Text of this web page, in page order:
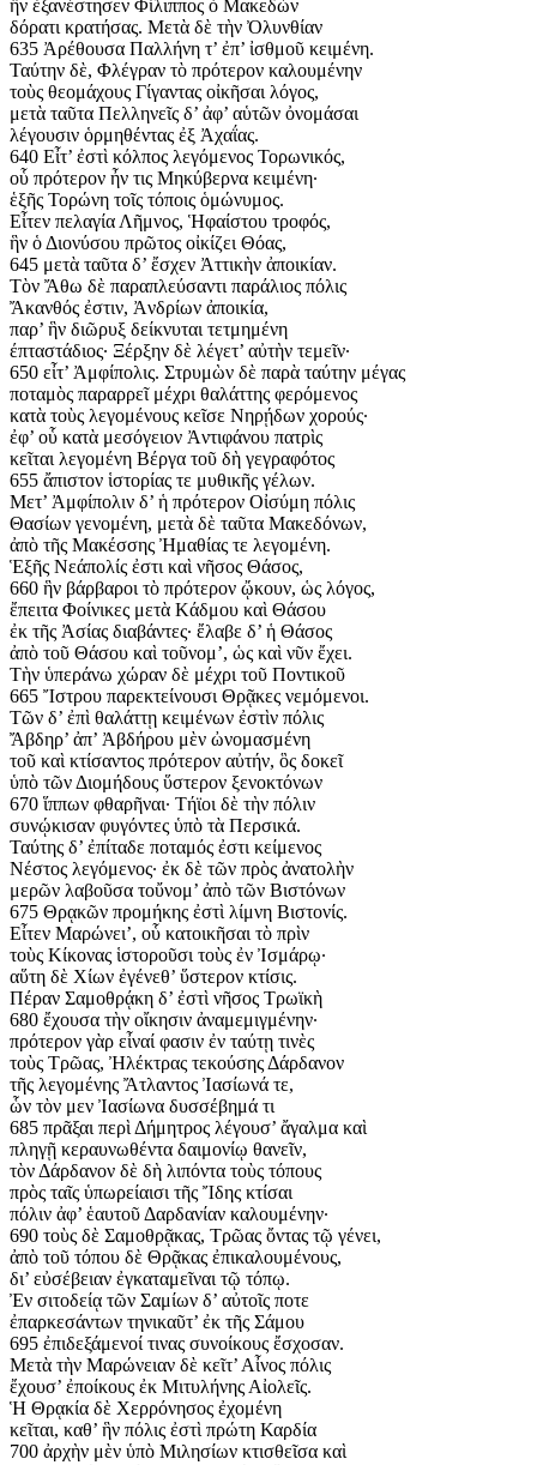
ἣν ἑξανέστησεν Φίλιππος ὁ Μακεδὼν
δόρατι κρατήσας. Μετὰ δὲ τὴν Ὀλυνθίαν
635 Ἀρέθουσα Παλλήνη τ’ ἐπ’ ἰσθμοῦ κειμένη.
Ταύτην δὲ, Φλέγραν τὸ πρότερον καλουμένην
τοὺς θεομάχους Γίγαντας οἰκῆσαι λόγος,
μετὰ ταῦτα Πελληνεῖς δ’ ἀφ’ αὑτῶν ὀνομάσαι
λέγουσιν ὁρμηθέντας ἐξ Ἀχαΐας.
640 Εἶτ’ ἐστὶ κόλπος λεγόμενος Τορωνικός,
οὗ πρότερον ἦν τις Μηκύβερνα κειμένη·
ἑξῆς Τορώνη τοῖς τόποις ὁμώνυμος.
Εἶτεν πελαγία Λῆμνος, Ἡφαίστου τροφός,
ἣν ὁ Διονύσου πρῶτος οἰκίζει Θόας,
645 μετὰ ταῦτα δ’ ἔσχεν Ἀττικὴν ἀποικίαν.
Τὸν Ἄθω δὲ παραπλεύσαντι παράλιος πόλις
Ἄκανθός ἐστιν, Ἀνδρίων ἀποικία,
παρ’ ἣν διῶρυξ δείκνυται τετμημένη
έπταστάδιος· Ξέρξην δὲ λέγετ’ αὐτὴν τεμεῖν·
650 εἶτ’ Ἀμφίπολις. Στρυμὼν δὲ παρὰ ταύτην μέγας
ποταμὸς παραρρεῖ μέχρι θαλάττης φερόμενος
κατὰ τοὺς λεγομένους κεῖσε Νηρῄδων χορούς·
ἐφ’ οὗ κατὰ μεσόγειον Ἀντιφάνου πατρὶς
κεῖται λεγομένη Βέργα τοῦ δὴ γεγραφότος
655 ἄπιστον ἱστορίας τε μυθικῆς γέλων.
Μετ’ Ἀμφίπολιν δ’ ἡ πρότερον Οἰσύμη πόλις
Θασίων γενομένη, μετὰ δὲ ταῦτα Μακεδόνων,
ἀπὸ τῆς Μακέσσης Ἠμαθίας τε λεγομένη.
Ἑξῆς Νεάπολίς ἐστι καὶ νῆσος Θάσος,
660 ἣν βάρβαροι τὸ πρότερον ᾤκουν, ὡς λόγος,
ἔπειτα Φοίνικες μετὰ Κάδμου καὶ Θάσου
ἐκ τῆς Ἀσίας διαβάντες· ἔλαβε δ’ ἡ Θάσος
ἀπὸ τοῦ Θάσου καὶ τοῦνομ’, ὡς καὶ νῦν ἔχει.
Τὴν ὑπεράνω χώραν δὲ μέχρι τοῦ Ποντικοῦ
665 Ἴστρου παρεκτείνουσι Θρᾷκες νεμόμενοι.
Τῶν δ’ ἐπὶ θαλάττῃ κειμένων ἐστὶν πόλις
Ἄβδηρ’ ἀπ’ Ἀβδήρου μὲν ὠνομασμένη
τοῦ καὶ κτίσαντος πρότερον αὐτήν, ὃς δοκεῖ
ὑπὸ τῶν Διομήδους ὕστερον ξενοκτόνων
670 ἵππων φθαρῆναι· Τήϊοι δὲ τὴν πόλιν
συνῴκισαν φυγόντες ὑπὸ τὰ Περσικά.
Ταύτης δ’ ἐπίταδε ποταμός ἐστι κείμενος
Νέστος λεγόμενος· ἐκ δὲ τῶν πρὸς ἀνατολὴν
μερῶν λαβοῦσα τοὔνομ’ ἀπὸ τῶν Βιστόνων
675 Θρᾳκῶν προμήκης ἐστὶ λίμνη Βιστονίς.
Εἶτεν Μαρώνει’, οὗ κατοικῆσαι τὸ πρὶν
τοὺς Κίκονας ἱστοροῦσι τοὺς ἐν Ἰσμάρῳ·
αὕτη δὲ Χίων ἐγένεθ’ ὕστερον κτίσις.
Πέραν Σαμοθρᾴκη δ’ ἐστὶ νῆσος Τρωϊκὴ
680 ἔχουσα τὴν οἴκησιν ἀναμεμιγμένην·
πρότερον γὰρ εἶναί φασιν ἐν ταύτῃ τινὲς
τοὺς Τρῶας, Ἠλέκτρας τεκούσης Δάρδανον
τῆς λεγομένης Ἄτλαντος Ἰασίωνά τε,
ὧν τὸν μεν Ἰασίωνα δυσσέβημά τι
685 πρᾶξαι περὶ Δήμητρος λέγουσ’ ἄγαλμα καὶ
πληγῇ κεραυνωθέντα δαιμονίῳ θανεῖν,
τὸν Δάρδανον δὲ δὴ λιπόντα τοὺς τόπους
πρὸς ταῖς ὑπωρείαισι τῆς Ἴδης κτίσαι
πόλιν ἀφ’ ἑαυτοῦ Δαρδανίαν καλουμένην·
690 τοὺς δὲ Σαμοθρᾷκας, Τρῶας ὄντας τῷ γένει,
ἀπὸ τοῦ τόπου δὲ Θρᾷκας ἐπικαλουμένους,
δι’ εὐσέβειαν ἐγκαταμεῖναι τῷ τόπῳ.
Ἐν σιτοδείᾳ τῶν Σαμίων δ’ αὐτοῖς ποτε
ἐπαρκεσάντων τηνικαῦτ’ ἐκ τῆς Σάμου
695 ἐπιδεξάμενοί τινας συνοίκους ἔσχοσαν.
Μετὰ τὴν Μαρώνειαν δὲ κεῖτ’ Αἶνος πόλις
ἔχουσ’ ἐποίκους ἐκ Μιτυλήνης Αἰολεῖς.
Ἡ Θρᾳκία δὲ Χερρόνησος ἐχομένη
κεῖται, καθ’ ἣν πόλις ἐστὶ πρώτη Καρδία
700 ἀρχὴν μὲν ὑπὸ Μιλησίων κτισθεῖσα καὶ